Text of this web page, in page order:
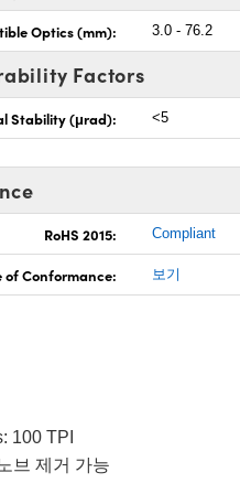
Optics (mm): 3.0 - 76.2
Factors
Stability (μrad): <5
RoHS 2015: Compliant
Conformance: 보기
100 TPI
브 제거 가능